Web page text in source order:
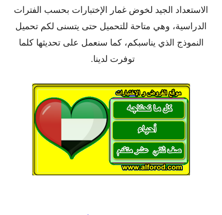
الاستعداد الجيد لخوض غمار الإختبارات بحسب الفترات
الدراسية، وهي متاحة للتحميل حتى يتسنى لكم تحميل
النموذج الذي يناسبكم، كما سنعمل على تحديثها كلما
توفرت لدينا.